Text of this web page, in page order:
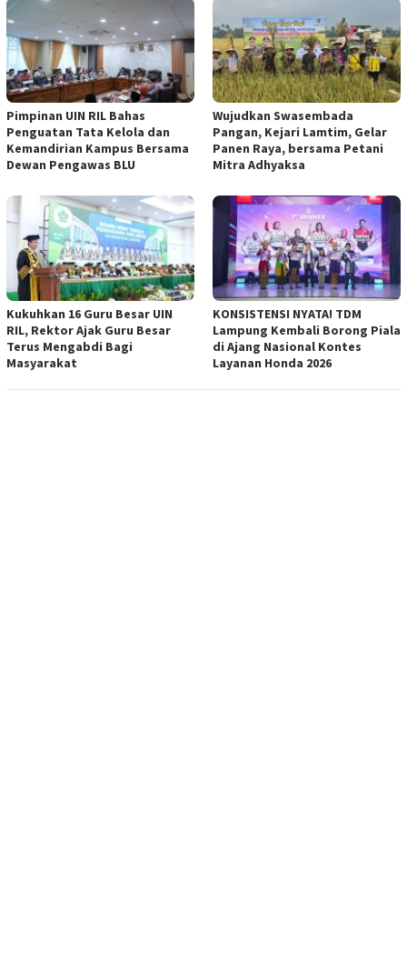
Pimpinan UIN RIL Bahas
Penguatan Tata Kelola dan
Kemandirian Kampus Bersama
Dewan Pengawas BLU
Wujudkan Swasembada
Pangan, Kejari Lamtim, Gelar
Panen Raya, bersama Petani
Mitra Adhyaksa
Kukuhkan 16 Guru Besar UIN
RIL, Rektor Ajak Guru Besar
Terus Mengabdi Bagi
Masyarakat
KONSISTENSI NYATA! TDM
Lampung Kembali Borong Piala
di Ajang Nasional Kontes
Layanan Honda 2026